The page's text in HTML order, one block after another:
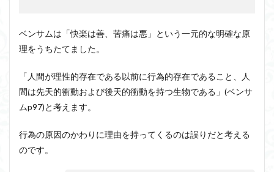
ベンサムは「快楽は善、苦痛は悪」という一元的な明確な原
理をうちたてました。
「人間が理性的存在である以前に行為的存在であること、人
間は先天的衝動および後天的衝動を持つ生物である」(ベンサ
ムp97)と考えます。
行為の原因のかわりに理由を持ってくるのは誤りだと考える
のです。